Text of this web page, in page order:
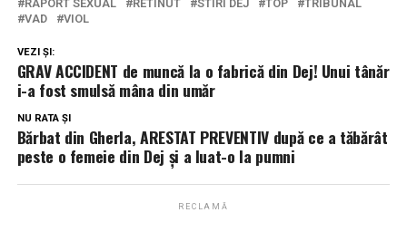
RAPORT SEXUAL
RETINUT STIRI DEJ TOP
TRIBUNAL
VAD
VIOL
VEZI ȘI:
GRAV ACCIDENT de muncă la o fabrică din Dej! Unui tânăr
i-a fost smulsă mâna din umăr
NU RATA ȘI
Bărbat din Gherla, ARESTAT PREVENTIV după ce a tăbărât
peste o femeie din Dej și a luat-o la pumni
RECLAMĂ